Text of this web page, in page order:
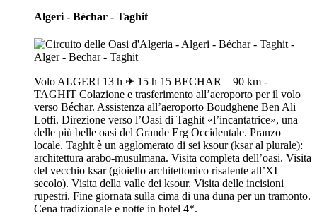
Algeri - Béchar - Taghit
Volo ALGERI 13 h ✈ 15 h 15 BECHAR – 90 km -
TAGHIT Colazione e trasferimento all’aeroporto per il volo
verso Béchar. Assistenza all’aeroporto Boudghene Ben Ali
Lotfi. Direzione verso l’Oasi di Taghit «l’incantatrice», una
delle più belle oasi del Grande Erg Occidentale. Pranzo
locale. Taghit è un agglomerato di sei ksour (ksar al plurale):
architettura arabo-musulmana. Visita completa dell’oasi. Visita
del vecchio ksar (gioiello architettonico risalente all’XI
secolo). Visita della valle dei ksour. Visita delle incisioni
rupestri. Fine giornata sulla cima di una duna per un tramonto.
Cena tradizionale e notte in hotel 4*.